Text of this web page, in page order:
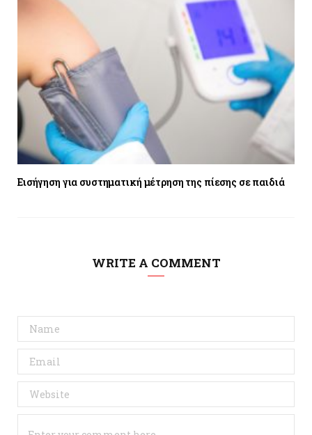
Εισήγηση για συστηματική μέτρηση της πίεσης σε παιδιά
WRITE A COMMENT